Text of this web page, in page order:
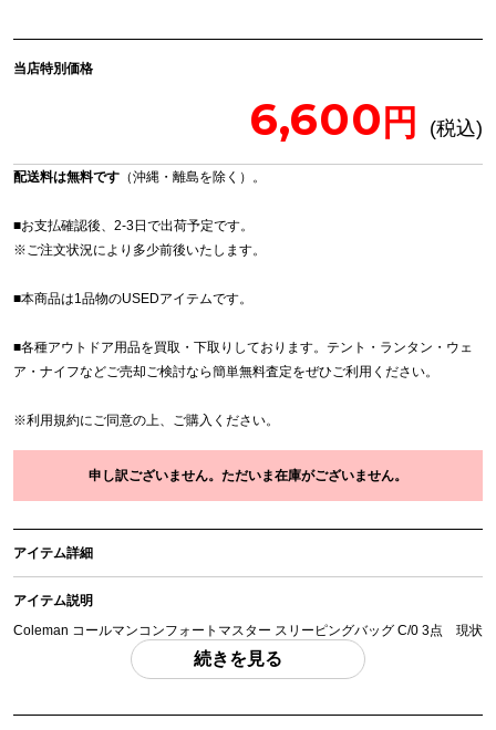
当店特別価格
6,600
配送料は無料です （沖縄・離島を除く）。
■お支払確認後、2-3日で出荷予定です。
※ご注文状況により多少前後いたします。
■本商品は1品物のUSEDアイテムです。
■各種アウトドア用品を買取・下取りしております。テント・ランタン・ウェ
ア・ナイフなどご売却ご検討なら簡単無料査定をぜひご利用ください。
※利用規約にご同意の上、ご購入ください。
申し訳ございません。ただいま在庫がございません。
アイテム詳細
アイテム説明
Coleman コールマンコンフォートマスター スリーピングバッグ C/0 3点 現状
品 「付属品」・・・ 写真のものがすべてになります。
(撮影、運搬備品は除く)
アイテム状態
続きを見る